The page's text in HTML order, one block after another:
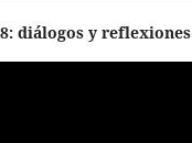
diálogos y reflexiones